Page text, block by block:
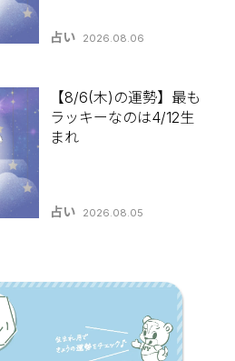
占い 2026.08.06
【8/6(木)の運勢】最も
ラッキーなのは4/12生
まれ
占い 2026.08.05